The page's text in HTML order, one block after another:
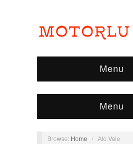
Menu
Menu
Browse: Home / Alo Vale